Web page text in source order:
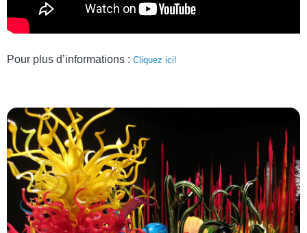
Pour plus d’informations : Cliquez ici!